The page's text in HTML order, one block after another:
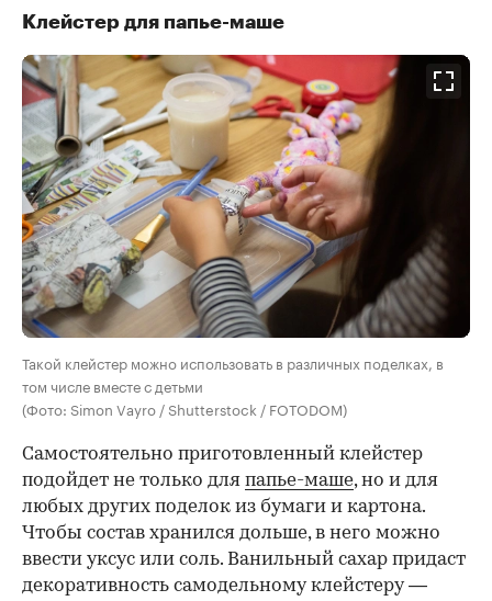
Клейстер для папье-маше
Такой клейстер можно использовать в различных поделках, в
том числе вместе с детьми
(Фото: Simon Vayro / Shutterstock / FOTODOM)
Самостоятельно приготовленный клейстер
подойдет не только для папье-маше, но и для
любых других поделок из бумаги и картона.
Чтобы состав хранился дольше, в него можно
ввести уксус или соль. Ванильный сахар придаст
декоративность самодельному клейстеру —